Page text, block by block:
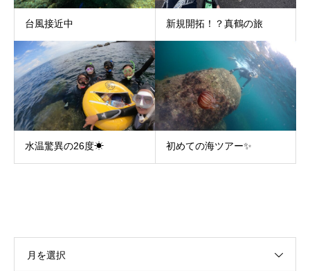
台風接近中 新規開拓！？真鶴の旅
水温驚異の26度☀ 初めての海ツアー✨
月を選択